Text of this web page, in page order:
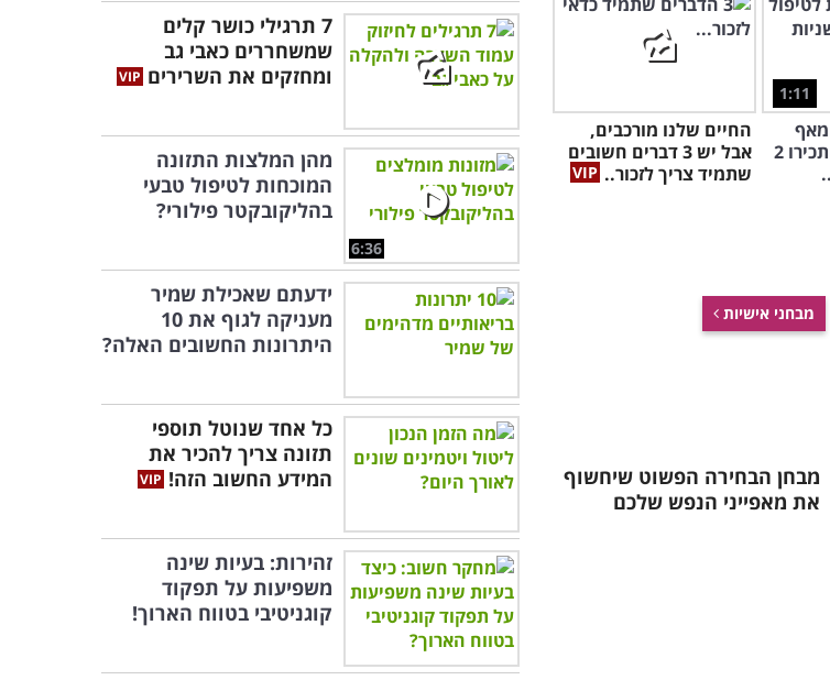
1:11
מאף
סתום? בעוד דקה תכירו 2
החיים שלנו מורכבים,
אבל יש 3 דברים חשובים
שתמיד צריך לזכור..
מבחני אישיות
מבחן הבחירה הפשוט שיחשוף
את מאפייני הנפש שלכם
7 תרגילי כושר קלים
שמשחררים כאבי גב
ומחזקים את השרירים
6:36
מהן המלצות התזונה
המוכחות לטיפול טבעי
בהליקובקטר פילורי?
ידעתם שאכילת שמיר
מעניקה לגוף את 10
היתרונות החשובים האלה?
כל אחד שנוטל תוספי
תזונה צריך להכיר את
המידע החשוב הזה!
זהירות: בעיות שינה
משפיעות על תפקוד
קוגניטיבי בטווח הארוך!